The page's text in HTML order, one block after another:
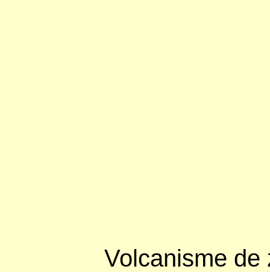
Volcanisme de